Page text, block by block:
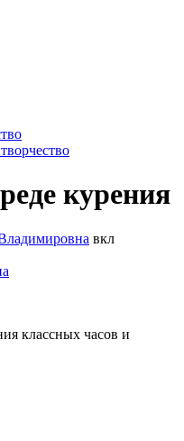
курения
вкл
классных часов и